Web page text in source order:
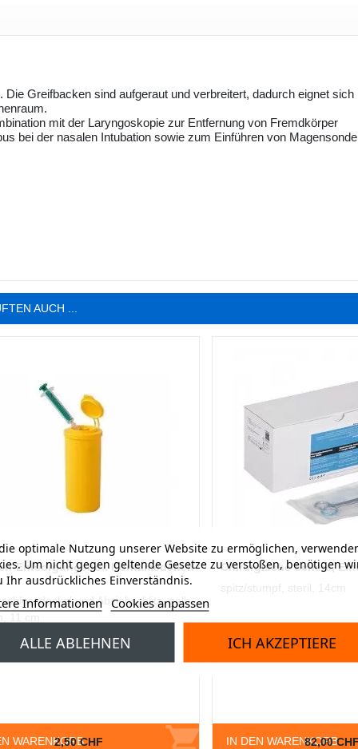
Greifbacken sind aufgeraut und verbreitert, dadurch eignet sich
mit der Laryngoskopie zur Entfernung von Fremdkörper
bei der nasalen Intubation sowie zum Einführen von
AUCH ...
Entsorgungsbox Kontamedchen
und Abziehschlitz, gelb,
WARENKORB
2,50 CHF
Chirurgische Schere,
IN DEN WARENKORB
82,00
optimale Nutzung unserer Website zu ermöglichen,
Um nicht gegen geltende Gesetze zu verstoßen, benötigen
Ihr ausdrückliches Einverständnis.
Informationen Cookies anpassen
ALLE ABLEHNEN ICH AKZEPTIERE